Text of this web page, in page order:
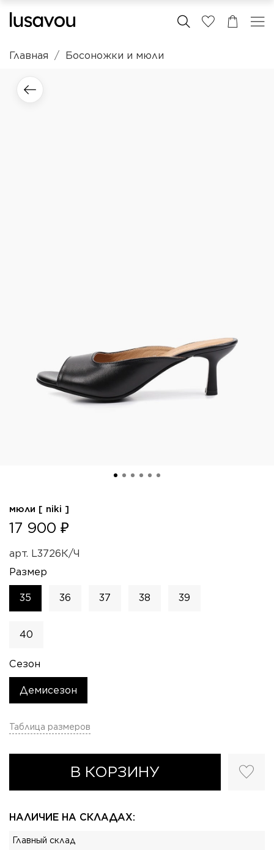
Главная Босоножки и мюли
арт. L3726К/Ч
мюли [ niki ]
17 900 ₽
Таблица размеров
В КОРЗИНУ
НАЛИЧИЕ НА СКЛАДАХ:
Главный склад
Размер
35 36 37 38 39
40
Сезон
Демисезон